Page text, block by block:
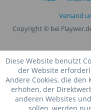
Versand
Copyright © bei
Diese Website benutzt
der Website
Andere Cookies, die
erhöhen, der
anderen Websites